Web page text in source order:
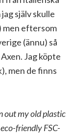
själv skulle
men eftersom
(ännu) så
Jag köpte
men de finns
out my old plastic
friendly FSC-